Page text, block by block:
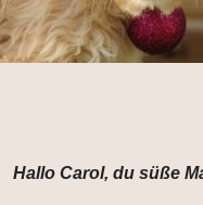
Hallo Carol, du süße